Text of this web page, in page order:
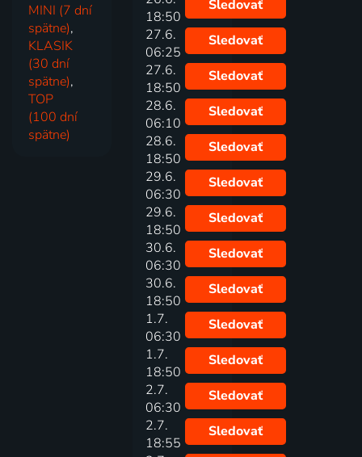
MINI (7 dní
spätne),
KLASIK
(30 dní
spätne),
TOP
(100 dní
spätne)
18:50
Sledovať
27.6.
06:25
Sledovať
27.6.
18:50
Sledovať
28.6.
06:10
Sledovať
28.6.
18:50
Sledovať
29.6.
06:30
Sledovať
29.6.
18:50
Sledovať
30.6.
06:30
Sledovať
30.6.
18:50
Sledovať
1.7.
06:30
Sledovať
1.7.
18:50
Sledovať
2.7.
06:30
Sledovať
2.7.
18:55
Sledovať